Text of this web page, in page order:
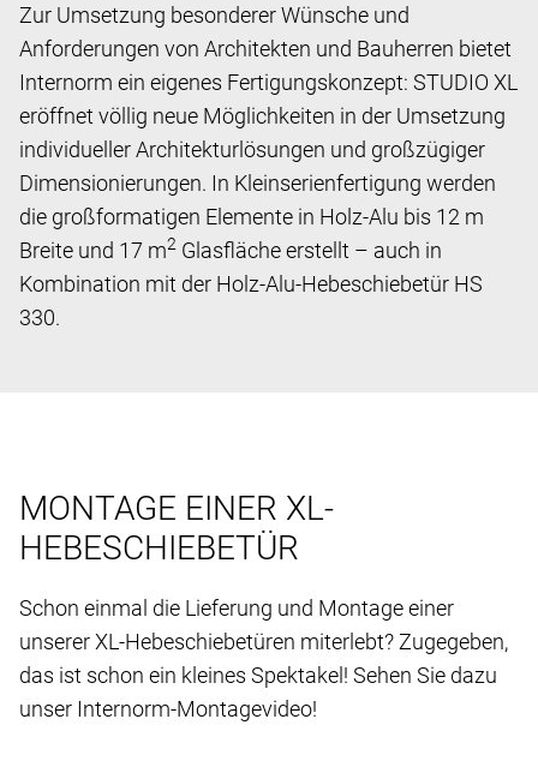
Zur Umsetzung besonderer Wünsche und
Anforderungen von Architekten und Bauherren bietet
Internorm ein eigenes Fertigungskonzept: STUDIO XL
eröffnet völlig neue Möglichkeiten in der Umsetzung
individueller Architekturlösungen und großzügiger
Dimensionierungen. In Kleinserienfertigung werden
die großformatigen Elemente in Holz-Alu bis 12 m
Breite und 17 m2 Glasfläche erstellt – auch in
Kombination mit der Holz-Alu-Hebeschiebetür HS
330.
MONTAGE EINER XL-
HEBESCHIEBETÜR
Schon einmal die Lieferung und Montage einer
unserer XL-Hebeschiebetüren miterlebt? Zugegeben,
das ist schon ein kleines Spektakel! Sehen Sie dazu
unser Internorm-Montagevideo!